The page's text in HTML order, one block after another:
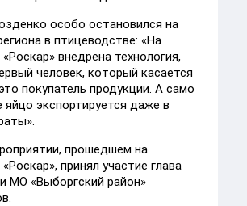
особо остановился на
в птицеводстве: «На
внедрена технология,
человек, который касается
покупатель продукции. А само
яйцо экспортируется даже в
прошедшем на
принял участие глава
МО «Выборгский район»